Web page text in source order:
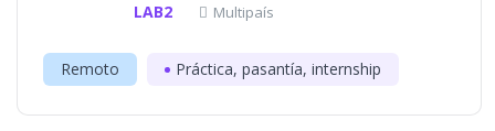
LAB2 Multipaís
Remoto Práctica, pasantía, internship